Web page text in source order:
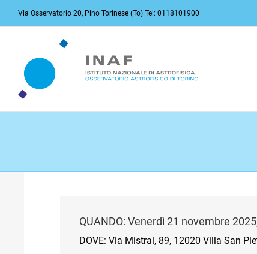
Via Osservatorio 20, Pino Torinese (To) Tel: 0118101900
QUANDO: Venerdì 21 novembre
DOVE: Via Mistral, 89, 12020 Villa San